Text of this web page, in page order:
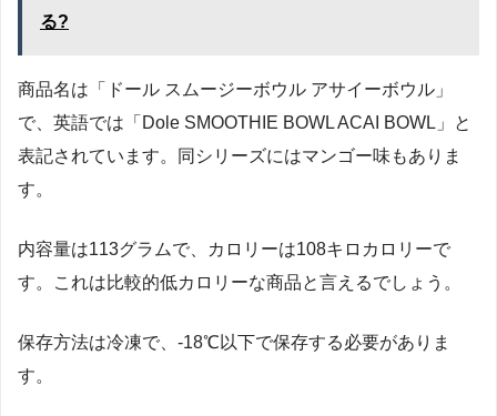
る?
商品名は「ドール スムージーボウル アサイーボウル」
で、英語では「Dole SMOOTHIE BOWL ACAI BOWL」と
表記されています。同シリーズにはマンゴー味もありま
す。
内容量は113グラムで、カロリーは108キロカロリーで
す。これは比較的低カロリーな商品と言えるでしょう。
保存方法は冷凍で、-18℃以下で保存する必要がありま
す。